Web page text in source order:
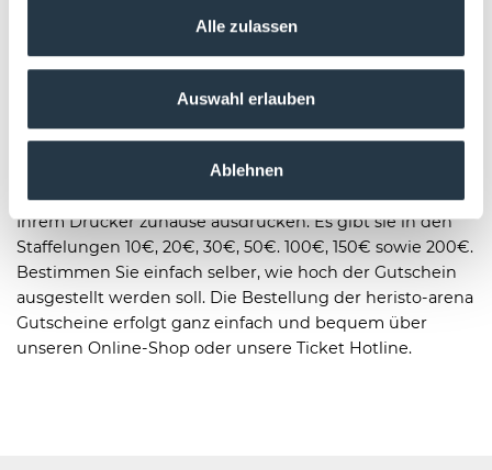
Alle zulassen
Auswahl erlauben
Ablehnen
arena verschenken Sie Zeit an Freunde und Verwandte.
Verschenken Sie mit dem Gutschein für Konzerte und
Geschenk-Gutschein zu Weihnachten, zum Geburtstag
oder einfach nur so. Unsere Gutscheine können Sie per
Post nach Hause bestellen oder ganz bequem online auf
Ihrem Drucker zuhause ausdrucken. Es gibt sie in den
Staffelungen 10€, 20€, 30€, 50€. 100€, 150€ sowie 200€.
Bestimmen Sie einfach selber, wie hoch der Gutschein
ausgestellt werden soll. Die Bestellung der heristo-arena
Gutscheine erfolgt ganz einfach und bequem über
unseren Online-Shop oder unsere Ticket Hotline.